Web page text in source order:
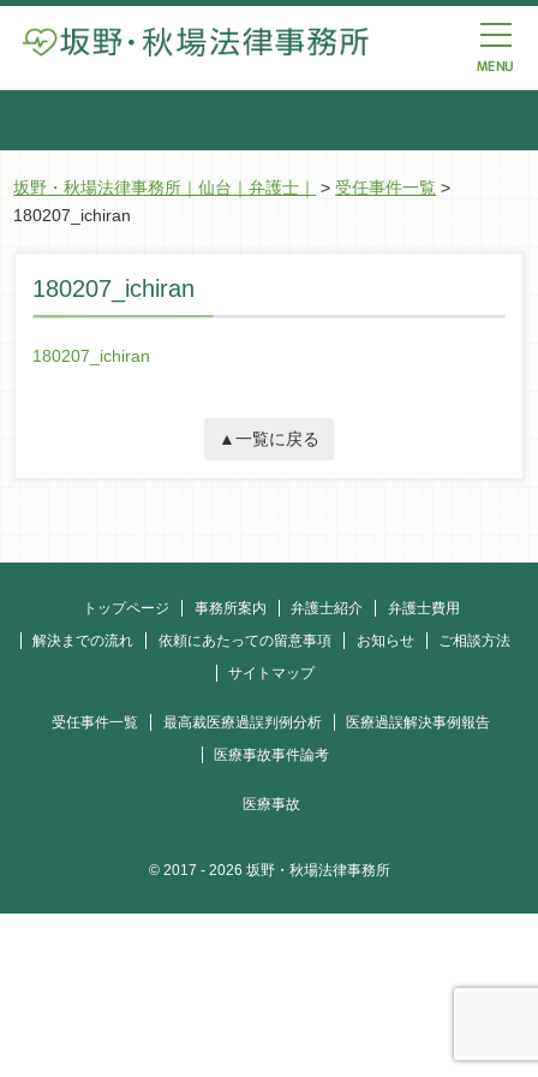
坂野・秋場法律事務所｜仙台｜弁護士｜ >受任事件一覧 >
180207_ichiran
180207_ichiran
180207_ichiran
▲一覧に戻る
トップページ 事務所案内 弁護士紹介
弁護士費用
解決までの流れ
依頼にあたっての留意事項 お知らせ
ご相談方法
サイトマップ
受任事件一覧 最高裁医療過誤判例分析
医療過誤解決事例報告
医療事故事件論考
医療事故
© 2017 - 2026 坂野・秋場法律事務所